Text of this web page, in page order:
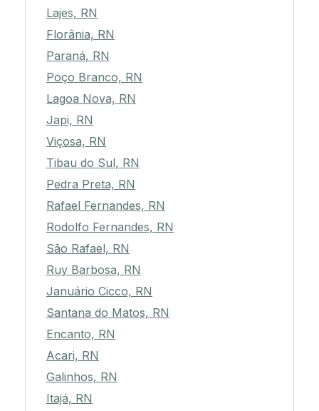
Lajes, RN
Florânia, RN
Paraná, RN
Poço Branco, RN
Lagoa Nova, RN
Japi, RN
Viçosa, RN
Tibau do Sul, RN
Pedra Preta, RN
Rafael Fernandes, RN
Rodolfo Fernandes, RN
São Rafael, RN
Ruy Barbosa, RN
Januário Cicco, RN
Santana do Matos, RN
Encanto, RN
Acari, RN
Galinhos, RN
Itajá, RN